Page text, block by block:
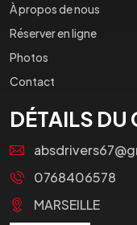
À propos de nous
Réserver en ligne
Photos
Contact
DÉTAILS DU
0768406578
MARSEILLE